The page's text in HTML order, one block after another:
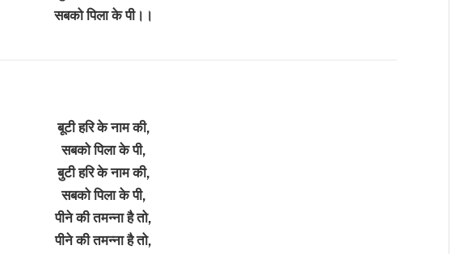
सबको पिला के पी।।
बूटी हरि के नाम की,
सबको पिला के पी,
बुटी हरि के नाम की,
सबको पिला के पी,
पीने की तमन्ना है तो,
पीने की तमन्ना है तो,